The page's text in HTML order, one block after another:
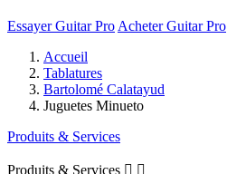
Essayer Guitar Pro Acheter Guitar Pro
Accueil
Tablatures
Bartolomé Calatayud
Juguetes Minueto
Produits & Services
Produits & Services  